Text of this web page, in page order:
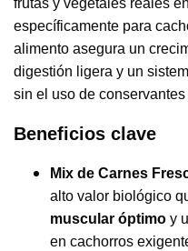
frutas y vegetales reales
específicamente para
alimento asegura un
digestión ligera y un
sin el uso de
Beneficios clave
Mix de Carnes
alto valor biológico
muscular óptimo y
en cachorros